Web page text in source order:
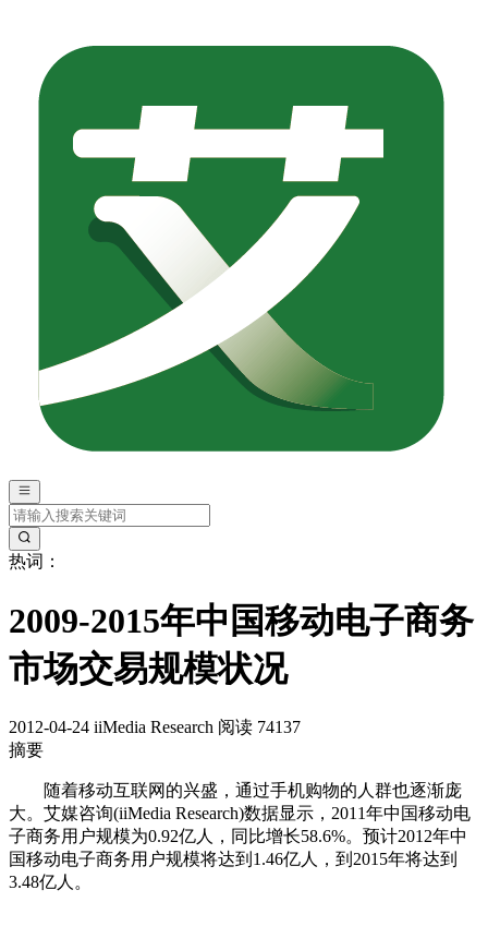
热词：
2009-2015年中国移动电子商务
市场交易规模状况
2012-04-24 iiMedia Research 阅读 74137
摘要
随着移动互联网的兴盛，通过手机购物的人群也逐渐庞
大。艾媒咨询(iiMedia Research)数据显示，2011年中国移动电
子商务用户规模为0.92亿人，同比增长58.6%。预计2012年中
国移动电子商务用户规模将达到1.46亿人，到2015年将达到
3.48亿人。